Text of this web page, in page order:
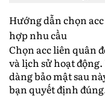
Hướng dẫn chọn
hợp nhu cầu
Chọn acc liên quân
và lịch sử hoạt
dàng bảo mật sau
bạn quyết định